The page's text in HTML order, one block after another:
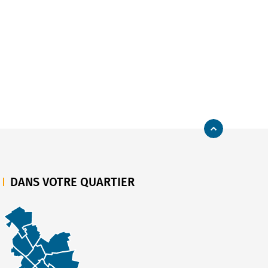
DANS VOTRE QUARTIER
Retourner en